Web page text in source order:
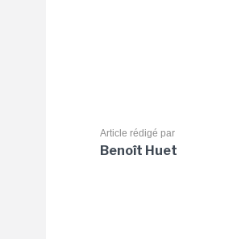
Article rédigé par
Benoît Huet